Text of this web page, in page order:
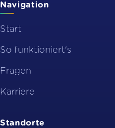
Navigation
Start
So funktioniert's
Fragen
Karriere
Standorte